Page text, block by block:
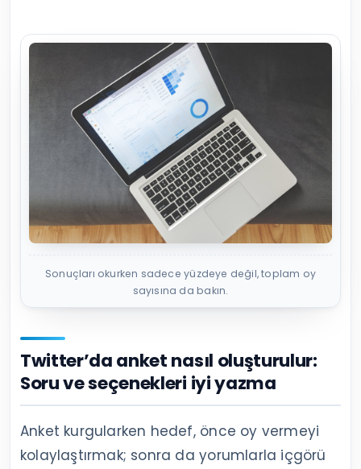
Sonuçları okurken sadece yüzdeye değil, toplam oy
sayısına da bakın.
Twitter’da anket nasıl oluşturulur:
Soru ve seçenekleri iyi yazma
Anket kurgularken hedef, önce oy vermeyi
kolaylaştırmak; sonra da yorumlarla içgörü